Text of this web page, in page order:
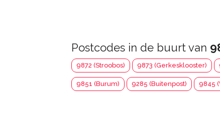
Postcodes in de buurt van
9872 (Stroobos) 9873 (Gerkesklooster)
9851 (Burum) 9285 (Buitenpost) 9845